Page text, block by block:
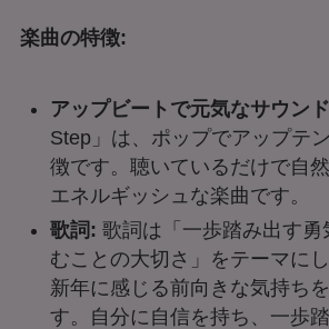
楽曲の特徴:
アップビートで元気なサウン
Step」は、ポップでアップテ
徴です。聴いているだけで自
エネルギッシュな楽曲です。
歌詞: 歌詞は「一歩踏み出す勇
むことの大切さ」をテーマに
新年に感じる前向きな気持ち
す。自分に自信を持ち、一歩